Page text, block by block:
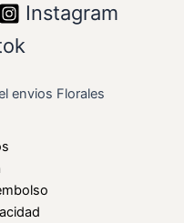
Instagram
envios Florales